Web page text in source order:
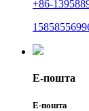
+86-
Е-пошта
Е-пошта